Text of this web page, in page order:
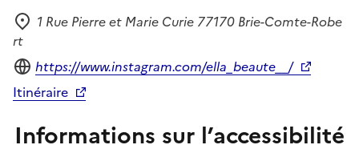
Adresse
1 Rue Pierre et Marie Curie 77170 Brie-Comte-Robe
rt
Site internet
https://www.instagram.com/ella_beaute__/
Itinéraire
Informations sur l’accessibilité